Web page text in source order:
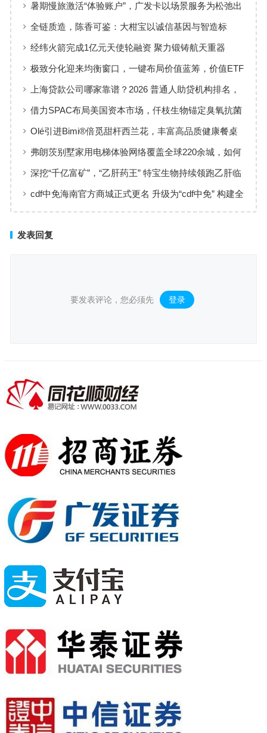
暑期慢旅激活“体验账户”，广发卡以场景服务为松弛出
行添彩
全链质造，陈香可鉴：大柑宝以诚信基因与智造标
准，定义新会陈皮高质量发展
经纬火箭完成1亿元天使轮融资 聚力锻铸航天重器
极致分化迎来均衡窗口，一键布局价值蓝筹，价值ETF
华夏火热开售
上海贷款公司哪家靠谱？2026 普通人助贷机构排名，
工薪族借钱选择指南
借力SPAC布局美国资本市场，仟枝生物锚定臭氧抗菌
黄金赛道
Olé引进Bimi®倍觅甜杆西兰花，丰富高品质健康餐桌
新选择
弗朗茨别墅家用电梯体验网络覆盖全球220余城，如何
实现高效服务响应
深挖“千亿富矿”，“乙肝药王” 特宝生物持续领跑乙肝临
床治愈
cdf中免海南官方商城正式更名 升级为“cdf中免” 构建全
发表回复
要发表评论，您必须先 登录 。